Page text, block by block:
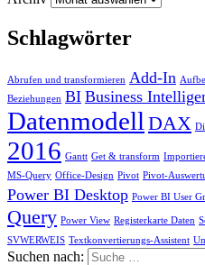
Schlagwörter
Abrufen und transformieren Add-In
Beziehungen BI Business
Datenmodell DAX
2016 Gantt Get & transform
MS-Query Office-Design Pivot Pivot-
Power BI Desktop Power BI User
Query Power View Registerkarte Daten
SVWERWEIS Textkonvertierungs-Assistent
Suchen nach: